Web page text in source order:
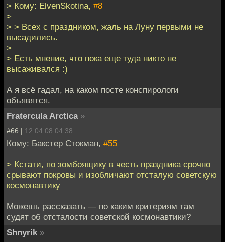
> Кому: ElvenSkotina, #8
>
> > Всех с праздником, жаль на Луну первыми не
высадились.
>
> Есть мнение, что пока еще туда никто не
высаживался :)
А я всё гадал, на каком посте конспирологи
объявятся.
Fratercula Arctica »
#66 | 12.04.08 04:38
Кому: Бакстер Стокман, #55
> Кстати, по зомбоящику в честь праздника срочно
срывают покровы и изобличают отсталую советскую
космонавтику
Можешь рассказать — по каким критериям там
судят об отсталости советской космонавтики?
Shnyrik »